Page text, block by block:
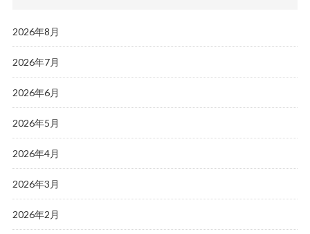
2026年8月
2026年7月
2026年6月
2026年5月
2026年4月
2026年3月
2026年2月